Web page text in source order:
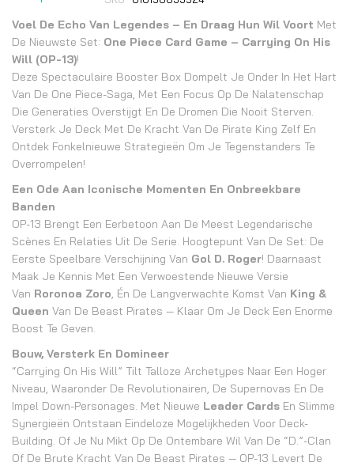
Voel De Echo Van Legendes – En Draag Hun Wil Voort Met
De Nieuwste Set: One Piece Card Game – Carrying On His
Will (OP-13)!
Deze Spectaculaire Booster Box Dompelt Je Onder In Het Hart
Van De One Piece-Saga, Met Een Focus Op De Nalatenschap
Die Generaties Overstijgt En De Dromen Die Nooit Sterven.
Versterk Je Deck Met De Kracht Van De Pirate King Zelf En
Ontdek Fonkelnieuwe Strategieën Om Je Tegenstanders Te
Overrompelen!
Een Ode Aan Iconische Momenten En Onbreekbare
Banden
OP-13 Brengt Een Eerbetoon Aan De Meest Legendarische
Scènes En Relaties Uit De Serie. Hoogtepunt Van De Set: De
Eerste Speelbare Verschijning Van Gol D. Roger! Daarnaast
Maak Je Kennis Met Een Verwoestende Nieuwe Versie
Van Roronoa Zoro, Én De Langverwachte Komst Van King &
Queen Van De Beast Pirates — Klaar Om Je Deck Een Enorme
Boost Te Geven.
Bouw, Versterk En Domineer
“Carrying On His Will” Tilt Talloze Archetypes Naar Een Hoger
Niveau, Waaronder De Revolutionairen, De Supernovas En De
Impel Down-Personages. Met Nieuwe Leader Cards En Slimme
Synergieën Ontstaan Eindeloze Mogelijkheden Voor Deck-
Building. Of Je Nu Mikt Op De Ontembare Wil Van De “D.”-Clan
Of De Brute Kracht Van De Beast Pirates — OP-13 Levert De